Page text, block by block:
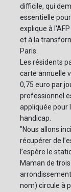
difficile, qui
essentielle
explique à
et à la
Paris.
Les résidents
carte annuelle
0,75 euro par
professionnel
appliquée pour
handicap.
"Nous allons
récupérer de
l’espère le
Maman de
nom) circule à